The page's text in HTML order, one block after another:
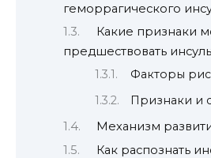
геморрагического
Какие признаки
предшествовать
Факторы
Признаки и
Механизм
Как распознать